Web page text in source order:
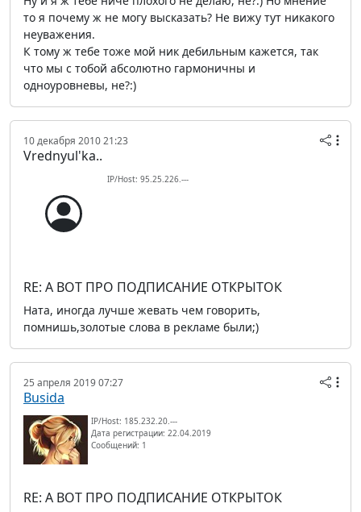
то я почему ж не могу высказать? Не вижу тут никакого
неуважения.
К тому ж тебе тоже мой ник дебильным кажется, так
что мы с тобой абсолютно гармоничны и
одноуровневы, не?:)
10 декабря 2010 21:23
Vrednyul'ka..
IP/Host: 95.25.226.---
RE: А ВОТ ПРО ПОДПИСАНИЕ ОТКРЫТОК
Ната, иногда лучше жевать чем говорить,
помнишь,золотые слова в рекламе были;)
25 апреля 2019 07:27
Busida
IP/Host: 185.232.20.---
Дата регистрации: 22.04.2019
Сообщений: 1
RE: А ВОТ ПРО ПОДПИСАНИЕ ОТКРЫТОК